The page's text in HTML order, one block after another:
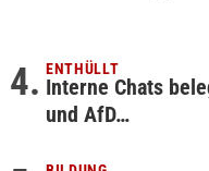
ENTHÜLLT
Interne Chats
und AfD…